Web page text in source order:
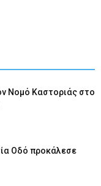
Νομό Καστοριάς στο
Οδό προκάλεσε